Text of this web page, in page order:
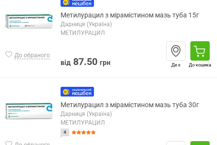
До обраного
Метилурацил з мірамістином мазь туба 15г
Дарниця (Україна)
МЕТИЛУРАЦИЛ
від 87.50 грн Де є До кошика
Метилурацил з мірамістином мазь туба 30г
Дарниця (Україна)
МЕТИЛУРАЦИЛ
4